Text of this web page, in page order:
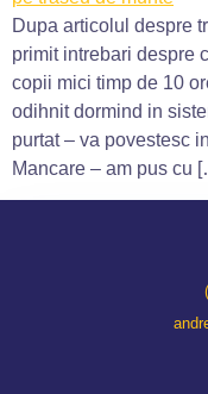
Dupa articolul despre
primit intrebari despre
copii mici timp de 10
odihnit dormind in
purtat – va povestesc
Mancare – am pus cu